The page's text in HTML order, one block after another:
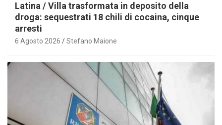
Latina / Villa trasformata in deposito della
droga: sequestrati 18 chili di cocaina, cinque
arresti
6 Agosto 2026 Stefano Maione